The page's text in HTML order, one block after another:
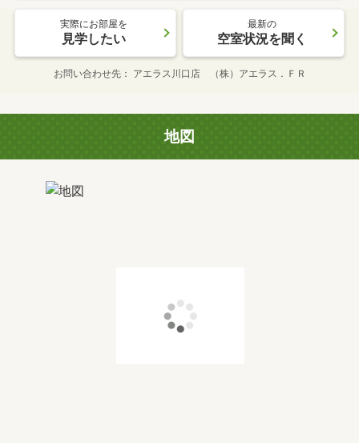
実際にお部屋を
見学したい
最新の
空室状況を聞く
お問い合わせ先 アエラス川口店 （株）アエラス．ＦＲ
地図